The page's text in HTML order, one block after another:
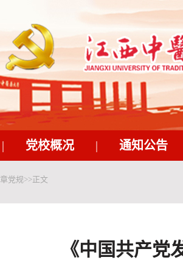
| 党校概况 | 通知公告
党规>>正文
《中国共产